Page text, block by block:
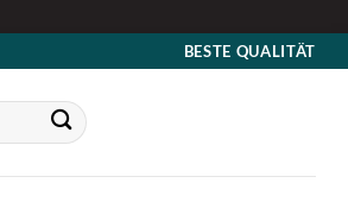
BESTE QUALITÄT